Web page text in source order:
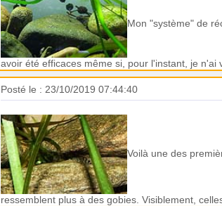
Mon "système" de
avoir été efficaces même si, pour l'instant, je n'ai
Posté le : 23/10/2019 07:44:40
Voilà une des
ressemblent plus à des gobies. Visiblement,